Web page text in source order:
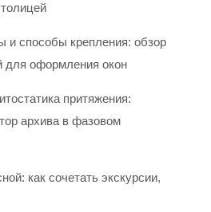
и способы крепления: обзор
для оформления окон
притяжения:
архива в фазовом
как сочетать экскурсии,